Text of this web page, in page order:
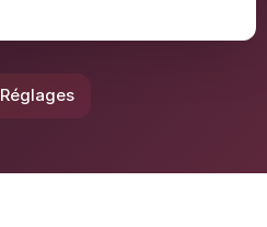
Réglages